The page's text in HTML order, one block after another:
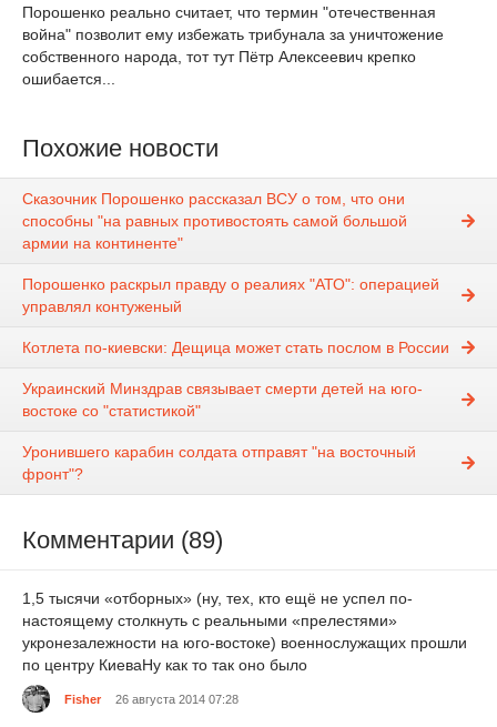
Порошенко реально считает, что термин "отечественная
война" позволит ему избежать трибунала за уничтожение
собственного народа, тот тут Пётр Алексеевич крепко
ошибается...
Похожие новости
Сказочник Порошенко рассказал ВСУ о том, что они
способны "на равных противостоять самой большой
армии на континенте"
Порошенко раскрыл правду о реалиях "АТО": операцией
управлял контуженый
Котлета по-киевски: Дещица может стать послом в России
Украинский Минздрав связывает смерти детей на юго-
востоке со "статистикой"
Уронившего карабин солдата отправят "на восточный
фронт"?
Комментарии (89)
1,5 тысячи «отборных» (ну, тех, кто ещё не успел по-
настоящему столкнуть с реальными «прелестями»
укронезалежности на юго-востоке) военнослужащих прошли
по центру КиеваНу как то так оно было
Fisher 26 августа 2014 07:28